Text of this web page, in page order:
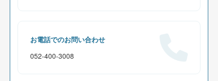
お電話でのお問い合わせ
052-400-3008